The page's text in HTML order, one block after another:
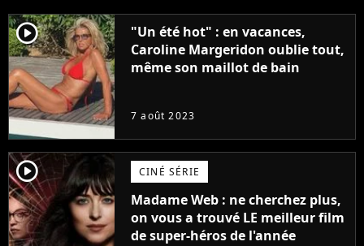
player2
"Un été hot" : en vacances,
Caroline Margeridon oublie tout,
même son maillot de bain
7 août 2023
player2 CINÉ SÉRIE
Madame Web : ne cherchez plus,
on vous a trouvé LE meilleur film
de super-héros de l'année